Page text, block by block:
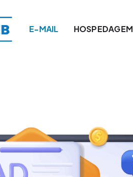
E-MAIL HOSPEDAGEM